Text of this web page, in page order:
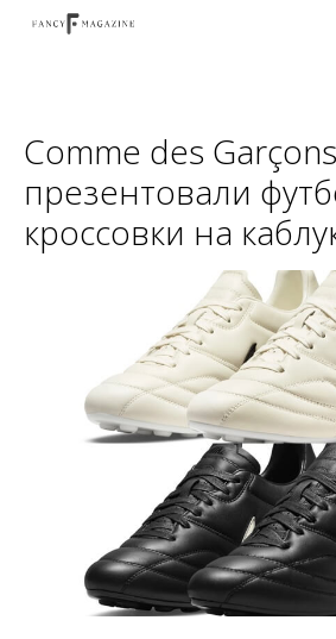
Comme des
презентовали
кроссовки на